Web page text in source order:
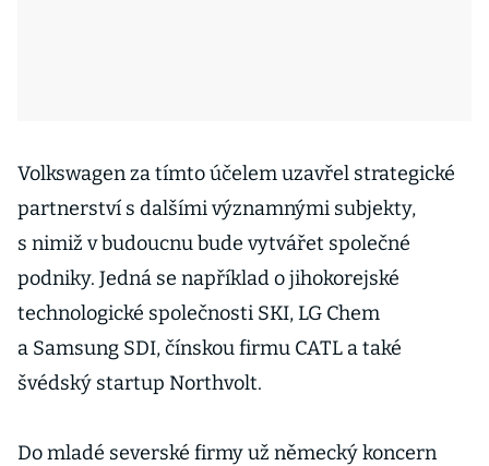
Volkswagen za tímto účelem uzavřel strategické
partnerství s dalšími významnými subjekty,
s nimiž v budoucnu bude vytvářet společné
podniky. Jedná se například o jihokorejské
technologické společnosti SKI, LG Chem
a Samsung SDI, čínskou firmu CATL a také
švédský startup Northvolt.
Do mladé severské firmy už německý koncern